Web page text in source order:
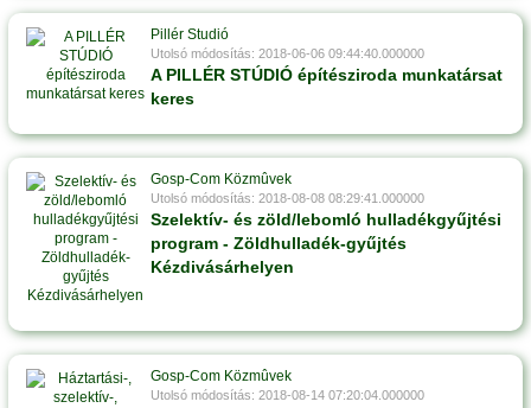
Pillér Studió
Utolsó módosítás: 2018-06-06 09:44:40.000000
A PILLÉR STÚDIÓ építésziroda munkatársat
keres
Gosp-Com Közmûvek
Utolsó módosítás: 2018-08-08 08:29:41.000000
Szelektív- és zöld/lebomló hulladékgyűjtési
program - Zöldhulladék-gyűjtés
Kézdivásárhelyen
Gosp-Com Közmûvek
Utolsó módosítás: 2018-08-14 07:20:04.000000